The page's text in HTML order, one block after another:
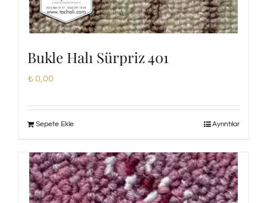
Bukle Halı Sürpriz 401
₺0,00
Sepete Ekle Ayrıntılar